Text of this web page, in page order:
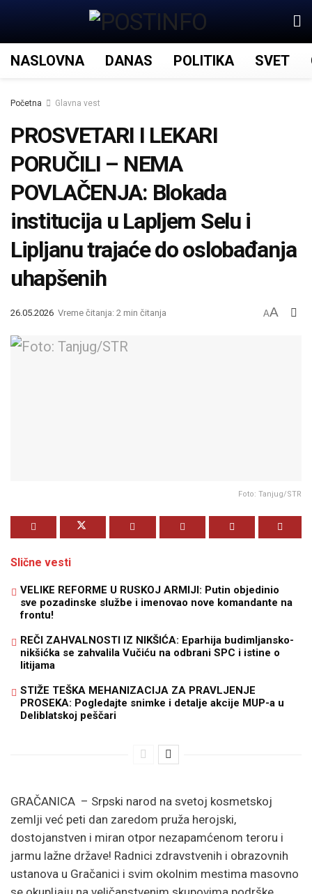
NASLOVNA DANAS POLITIKA SVET
Početna Glavna vest
PROSVETARI I LEKARI
PORUČILI – NEMA
POVLAČENJA: Blokada
institucija u Lapljem Selu i
Lipljanu trajaće do oslobađanja
uhapšenih
26.05.2026 Vreme čitanja: 2 min čitanja AA
Foto: Tanjug/STR
Slične vesti
VELIKE REFORME U RUSKOJ ARMIJI: Putin objedinio
sve pozadinske službe i imenovao nove komandante na
frontu!
REČI ZAHVALNOSTI IZ NIKŠIĆA: Eparhija budimljansko-
nikšićka se zahvalila Vučiću na odbrani SPC i istine o
litijama
STIŽE TEŠKA MEHANIZACIJA ZA PRAVLJENJE
PROSEKA: Pogledajte snimke i detalje akcije MUP-a u
Deliblatskoj peščari
GRAČANICA – Srpski narod na svetoj kosmetskoj
zemlji već peti dan zaredom pruža herojski,
dostojanstven i miran otpor nezapamćenom teroru i
jarmu lažne države! Radnici zdravstvenih i obrazovnih
ustanova u Gračanici i svim okolnim mestima masovno